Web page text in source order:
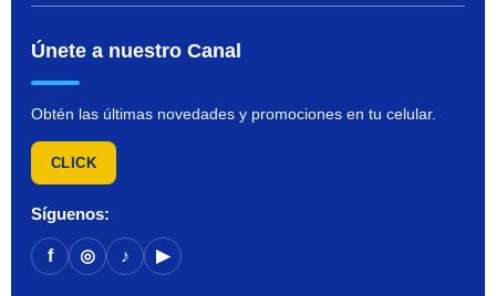
Únete a nuestro Canal
Obtén las últimas novedades y promociones en tu celular.
CLICK
Síguenos:
f ◎ ♪ ▶